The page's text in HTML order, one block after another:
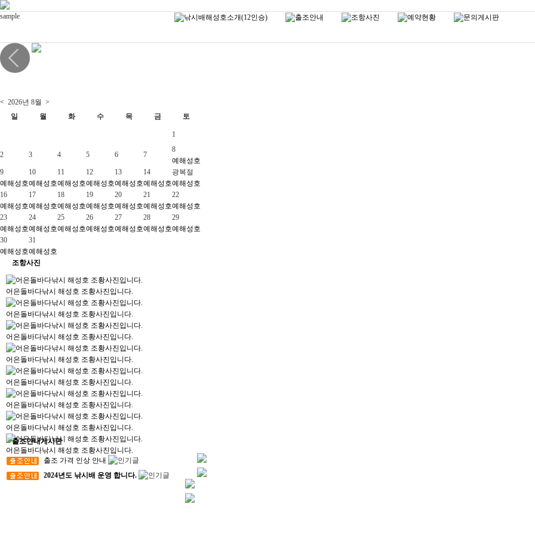
sample
< 2026년 8월 >
일
월 화 수 목 금 토
1
2 3 4 5 6 7
8
예 해성호
9
예 해성호
10
예 해성호
11
예 해성호
12
예 해성호
13
예 해성호
14
예 해성호
광복절
예 해성호
16
예 해성호
17
예 해성호
18
예 해성호
19
예 해성호
20
예 해성호
21
예 해성호
22
예 해성호
23
예 해성호
24
예 해성호
25
예 해성호
26
예 해성호
27
예 해성호
28
예 해성호
29
예 해성호
30
예 해성호
31
예 해성호
조항사진
어은돌바다낚시 해성호 조황사진입니다.
어은돌바다낚시 해성호 조황사진입니다.
어은돌바다낚시 해성호 조황사진입니다.
어은돌바다낚시 해성호 조황사진입니다.
어은돌바다낚시 해성호 조황사진입니다.
어은돌바다낚시 해성호 조황사진입니다.
어은돌바다낚시 해성호 조황사진입니다.
어은돌바다낚시 해성호 조황사진입니다.
출조안내게시판
출조 가격 인상 안내
2024년도 낚시배 운영 합니다.